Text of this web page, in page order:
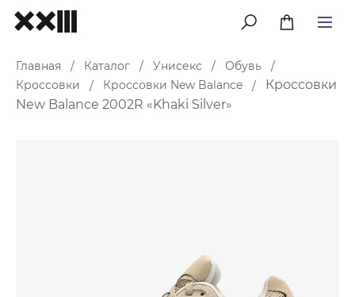
меню
Главная / Каталог / Унисекс / Обувь
/
Кроссовки
/ Кроссовки New Balance /
Кроссовки
New Balance 2002R «Khaki Silver»